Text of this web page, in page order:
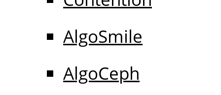
AlgoSmile
AlgoCeph